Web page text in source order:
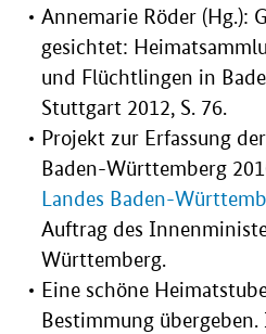
Annemarie Röder (Hg.):
gesichtet:
und Flüchtlingen in
Stuttgart 2012, S. 76.
Projekt zur Erfassung
Baden-Württemberg
Landes Baden-
Auftrag des
Württemberg.
Eine schöne
Bestimmung